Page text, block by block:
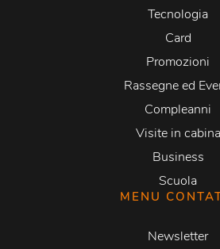
Tecnologia
Card
Promozioni
Rassegne ed
Compleanni
Visite in cabina
Business
Scuola
MENU
Newsletter